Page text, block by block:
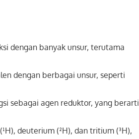
dengan banyak unsur, terutama
dengan berbagai unsur, seperti
sebagai agen reduktor, yang berarti
deuterium (²H), dan tritium (³H),